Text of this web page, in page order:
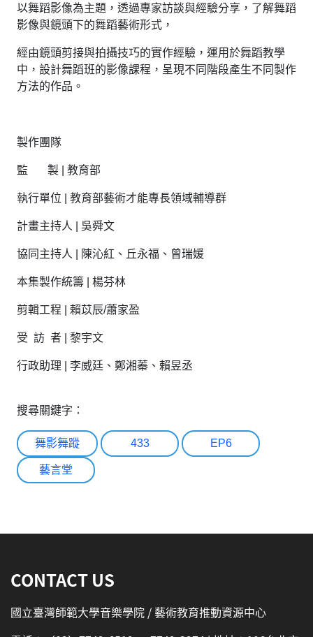
以舞蹈影像為主題，透過專家訪談與經驗分享，了解舞蹈
影像與鏡頭下的舞蹈藝術形式，
經由鏡頭剪接與拍攝技巧的實作經驗，運用於舞蹈教學
中，設計舞蹈班的影像課程，呈現不同階段產生不同製作
方法的作品。
製作團隊
監 製 | 教育部
執行單位 | 教育部藝術才能專長領域輔導群
計畫主持人 | 吳舜文
協同主持人 | 陳沁紅、丘永福、曾瑞媛
本集製作統籌 | 楊芬林
剪輯工程 | 賴苡辰/蕭家盈
受 訪 者 | 黎宇文
行政助理 | 李威廷、鄭湘蓁、賴昱丞
搜尋關鍵字：
舞影舞蹤 433 EP6
藝言堂
CONTACT US
國立臺灣師範大學音樂學院 / 藝術教育推動資源中心